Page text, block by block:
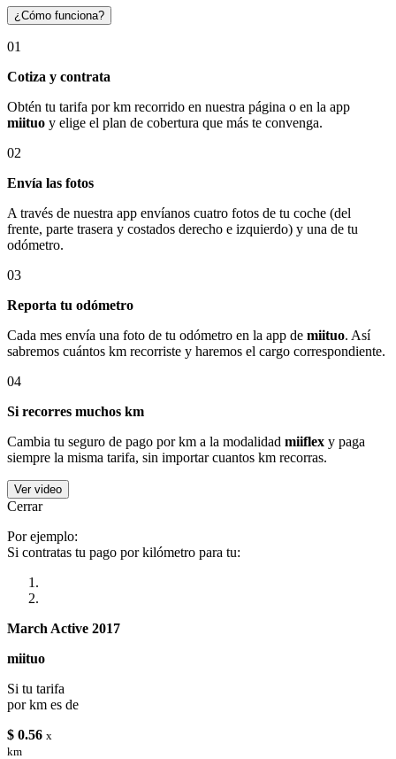
¿Cómo funciona?
01
Cotiza y contrata
Obtén tu tarifa por km recorrido en nuestra página o en la app
miituo y elige el plan de cobertura que más te convenga.
02
Envía las fotos
A través de nuestra app envíanos cuatro fotos de tu coche (del
frente, parte trasera y costados derecho e izquierdo) y una de tu
odómetro.
03
Reporta tu odómetro
Cada mes envía una foto de tu odómetro en la app de miituo. Así
sabremos cuántos km recorriste y haremos el cargo correspondiente.
04
Si recorres muchos km
Cambia tu seguro de pago por km a la modalidad miiflex y paga
siempre la misma tarifa, sin importar cuantos km recorras.
Ver video
Cerrar
Por ejemplo:
Si contratas tu pago por kilómetro para tu:
March Active 2017
miituo
Si tu tarifa
por km es de
$ 0.56 x
km